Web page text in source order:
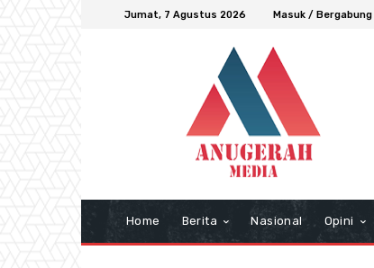
Jumat, 7 Agustus 2026 Masuk / Bergabung
Home Berita Nasional Opini